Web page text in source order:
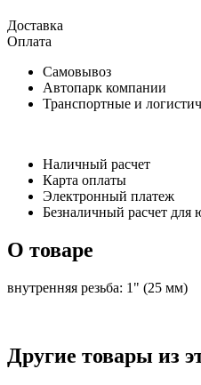
Доставка
Оплата
Самовывоз
Автопарк компании
Транспортные и
Наличный расчет
Карта оплаты
Электронный платеж
Безналичный расчет для
О товаре
внутренняя резьба: 1" (25 мм)
Другие товары из